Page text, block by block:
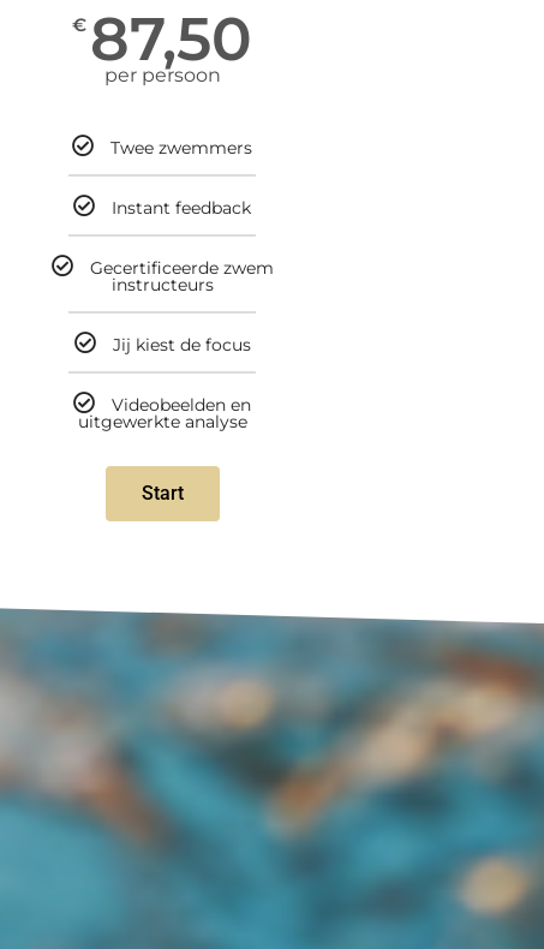
€ 87,50
per persoon
Twee zwemmers
Instant feedback
Gecertificeerde zwem
instructeurs
Jij kiest de focus
Videobeelden en
uitgewerkte analyse
Start